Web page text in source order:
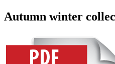
Autumn winter